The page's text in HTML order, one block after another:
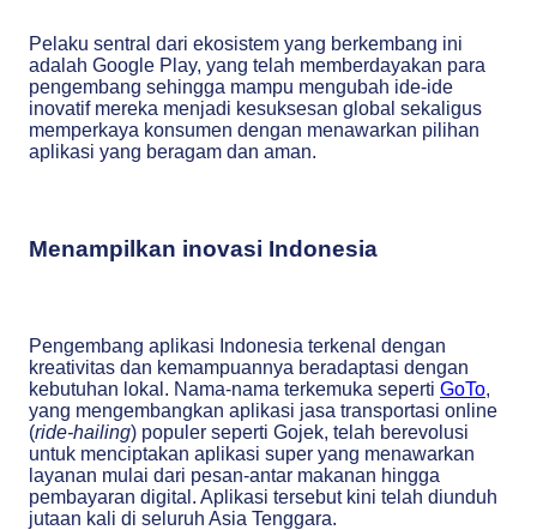
Pelaku sentral dari ekosistem yang berkembang ini
adalah Google Play, yang telah memberdayakan para
pengembang sehingga mampu mengubah ide-ide
inovatif mereka menjadi kesuksesan global sekaligus
memperkaya konsumen dengan menawarkan pilihan
aplikasi yang beragam dan aman.
Menampilkan inovasi Indonesia
Pengembang aplikasi Indonesia terkenal dengan
kreativitas dan kemampuannya beradaptasi dengan
kebutuhan lokal. Nama-nama terkemuka seperti GoTo,
yang mengembangkan aplikasi jasa transportasi online
(ride-hailing) populer seperti Gojek, telah berevolusi
untuk menciptakan aplikasi super yang menawarkan
layanan mulai dari pesan-antar makanan hingga
pembayaran digital. Aplikasi tersebut kini telah diunduh
jutaan kali di seluruh Asia Tenggara.